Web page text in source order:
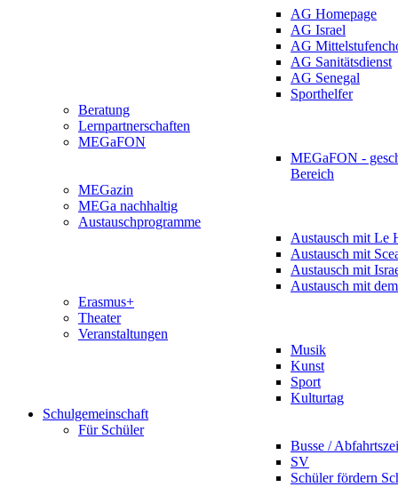
AG Homepage
AG Israel
AG
AG Sanitätsdienst
AG Senegal
Sporthelfer
Beratung
Lernpartnerschaften
MEGaFON
MEGaFON -
Bereich
MEGazin
MEGa nachhaltig
Austauschprogramme
Austausch mit Le
Austausch mit
Austausch mit
Austausch mit
Erasmus+
Theater
Veranstaltungen
Musik
Kunst
Sport
Kulturtag
Schulgemeinschaft
Für Schüler
Busse /
SV
Schüler fördern